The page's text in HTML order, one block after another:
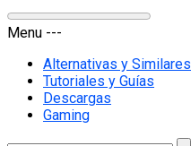
Menu ---
Alternativas y Similares
Tutoriales y Guías
Descargas
Gaming